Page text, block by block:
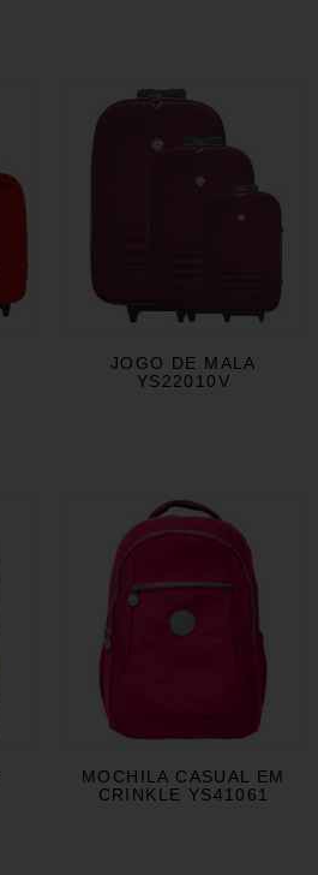
JOGO DE MALA
YS22010V
MOCHILA CASUAL EM
CRINKLE YS41061